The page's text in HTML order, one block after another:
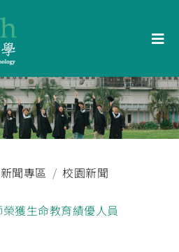
新聞專區
校園新聞
獲生命教育績優人員